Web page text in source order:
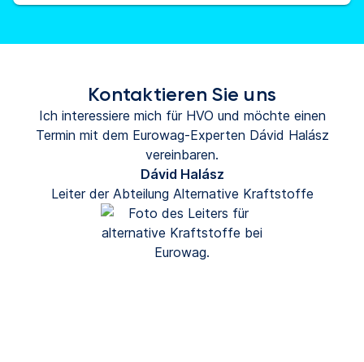
Kontaktieren Sie uns
Ich interessiere mich für HVO und möchte einen
Termin mit dem Eurowag-Experten Dávid Halász
vereinbaren.
Dávid Halász
Leiter der Abteilung Alternative Kraftstoffe